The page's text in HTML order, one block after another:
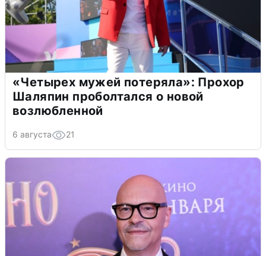
«Четырех мужей потеряла»: Прохор
Шаляпин проболтался о новой
возлюбленной
6 августа 21